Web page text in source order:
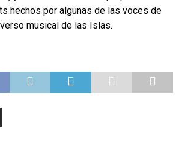
hechos por algunas de las voces de
musical de las Islas.